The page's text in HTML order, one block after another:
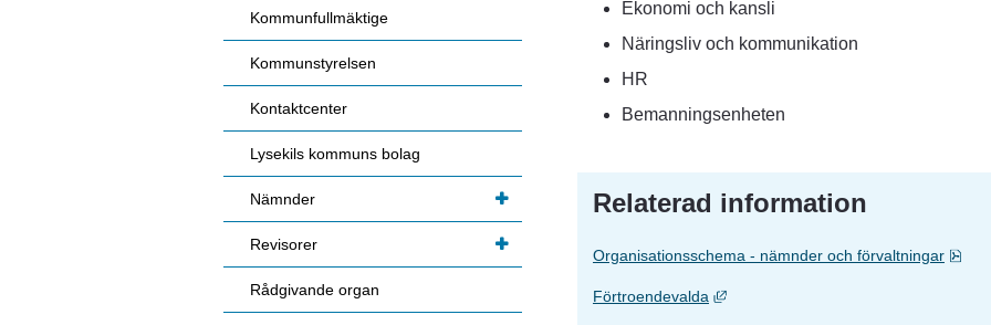
Ekonomi och kansli
Näringsliv och kommunikation
HR
Bemanningsenheten
Relaterad information
Organisationsschema - nämnder och förvaltningar Pdf,
Förtroendevalda Länk till annan webbplats, öppnas i
Kommunfullmäktige
Kommunstyrelsen
Kontaktcenter
Lysekils kommuns bolag
Nämnder
Revisorer
Rådgivande organ